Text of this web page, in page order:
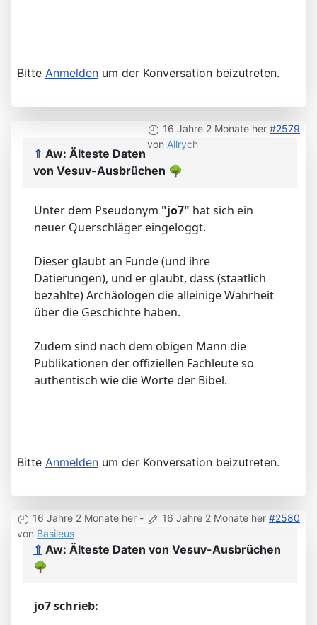
Bitte Anmelden um der Konversation beizutreten.
16 Jahre 2 Monate her #2579
von Allrych
⇑ Aw: Älteste Daten
von Vesuv-Ausbrüchen 🌳
Unter dem Pseudonym "jo7" hat sich ein
neuer Querschläger eingeloggt.
Dieser glaubt an Funde (und ihre
Datierungen), und er glaubt, dass (staatlich
bezahlte) Archäologen die alleinige Wahrheit
über die Geschichte haben.
Zudem sind nach dem obigen Mann die
Publikationen der offiziellen Fachleute so
authentisch wie die Worte der Bibel.
Bitte Anmelden um der Konversation beizutreten.
16 Jahre 2 Monate her - 16 Jahre 2 Monate her #2580
von Basileus
⇑ Aw: Älteste Daten von Vesuv-Ausbrüchen
🌳
jo7 schrieb: